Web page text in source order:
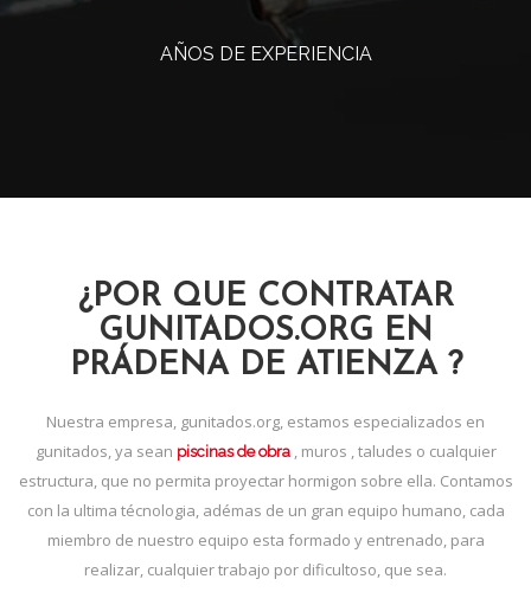
AÑOS DE EXPERIENCIA
¿POR QUE CONTRATAR
GUNITADOS.ORG EN
PRÁDENA DE ATIENZA ?
Nuestra empresa, gunitados.org, estamos especializados en
gunitados, ya sean piscinas de obra, muros , taludes o cualquier
estructura, que no permita proyectar hormigon sobre ella. Contamos
con la ultima técnologia, adémas de un gran equipo humano, cada
miembro de nuestro equipo esta formado y entrenado, para
realizar, cualquier trabajo por dificultoso, que sea.